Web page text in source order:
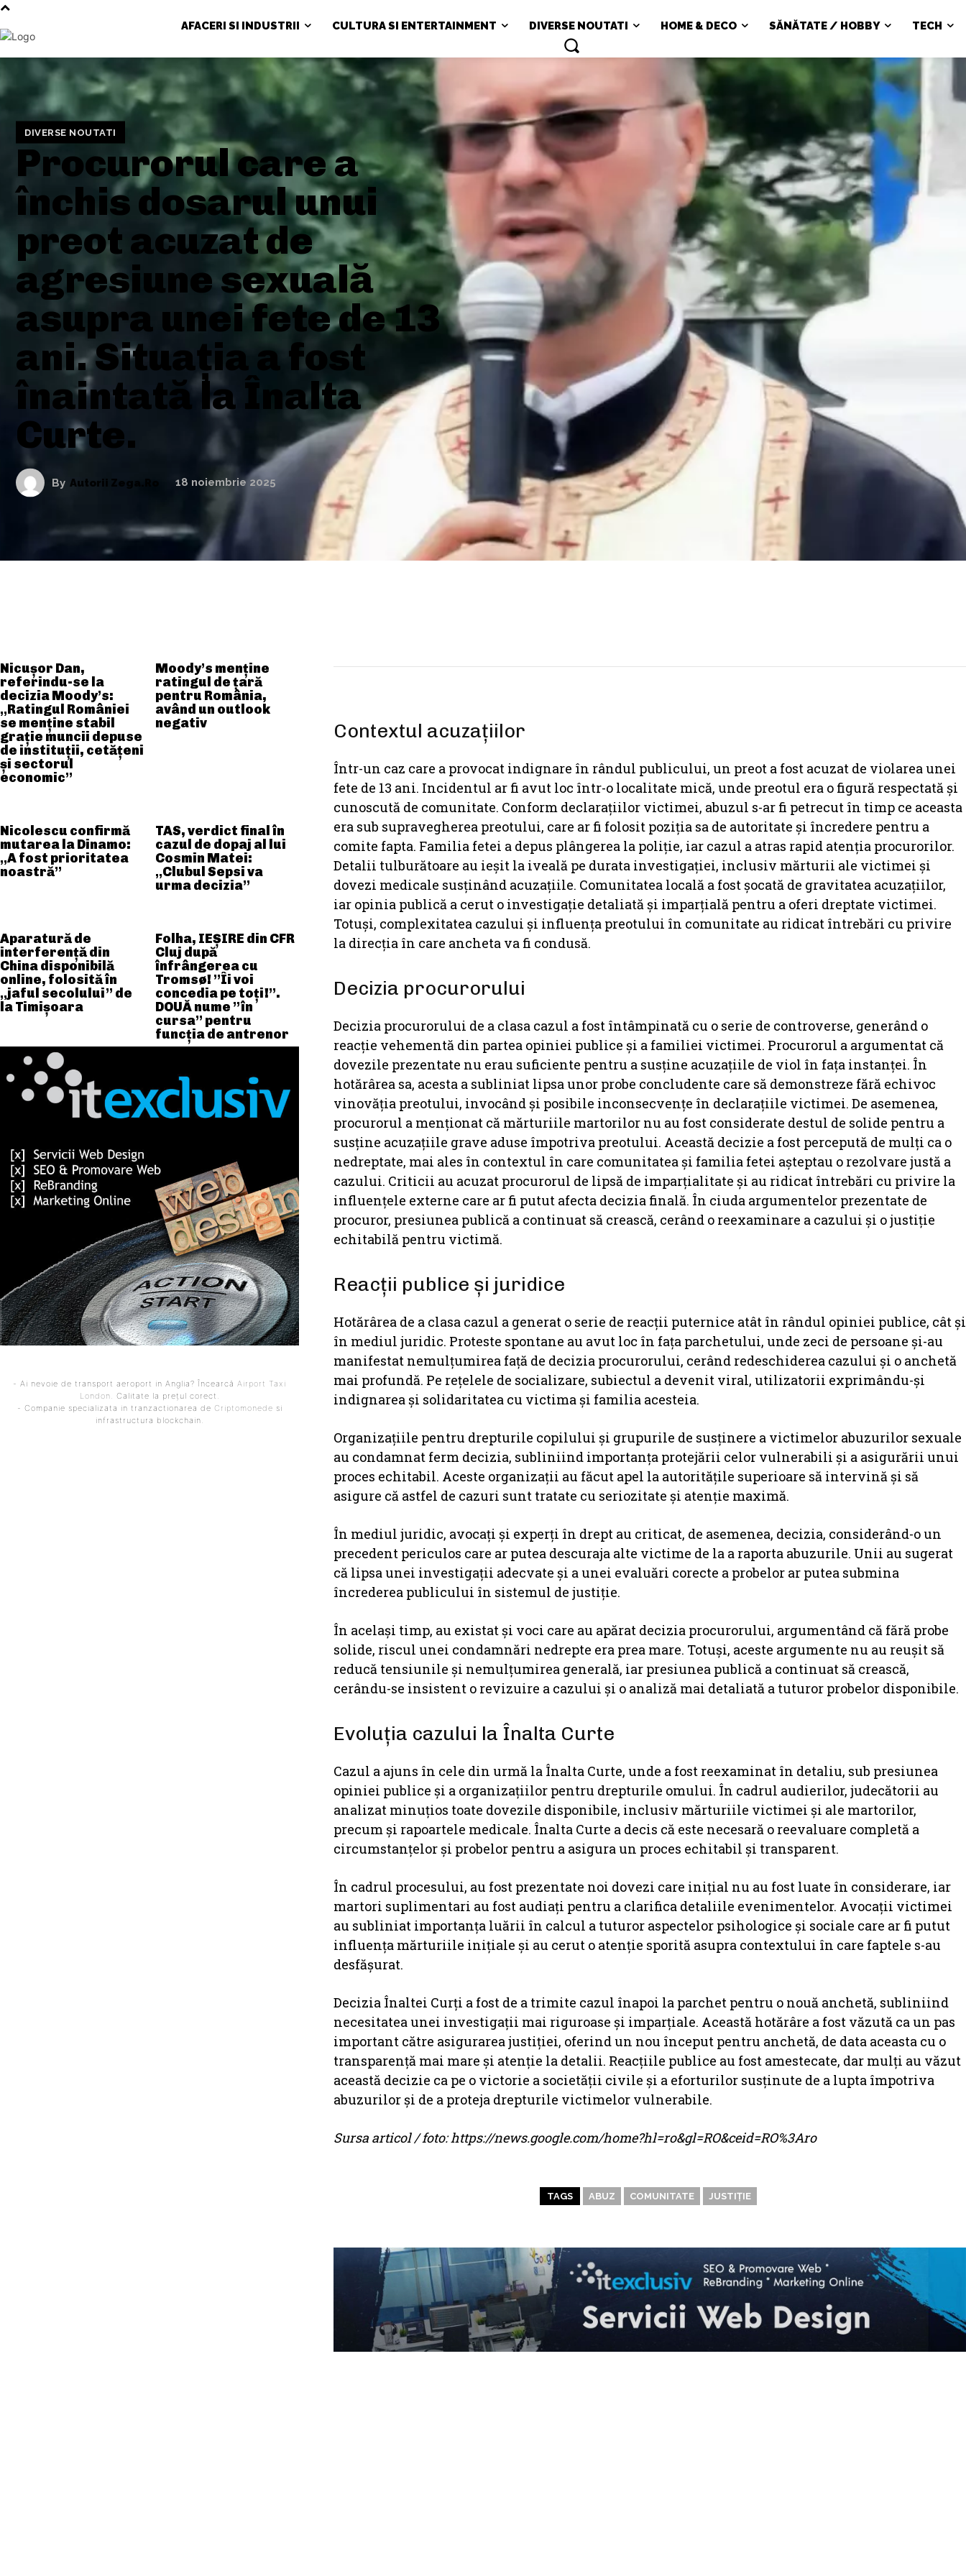
AFACERI SI INDUSTRII CULTURA SI ENTERTAINMENT DIVERSE NOUTATI HOME & DECO SĂNĂTATE / HOBBY TECH
DIVERSE NOUTATI
Procurorul care a
închis dosarul unui
preot acuzat de
agresiune sexuală
asupra unei fete de 13
ani. Situația a fost
înaintată la Înalta
Curte.
By Autorii Zega.ro 18 noiembrie 2025
Nicușor Dan,
referindu-se la
decizia Moody’s:
„Ratingul României
se menține stabil
grație muncii depuse
de instituții, cetățeni
și sectorul
economic”
Moody’s menține
ratingul de țară
pentru România,
având un outlook
negativ
Nicolescu confirmă
mutarea la Dinamo:
„A fost prioritatea
noastră”
TAS, verdict final în
cazul de dopaj al lui
Cosmin Matei:
„Clubul Sepsi va
urma decizia”
Aparatură de
interferență din
China disponibilă
online, folosită în
„jaful secolului” de
la Timișoara
Folha, IEȘIRE din CFR
Cluj după
înfrângerea cu
Tromsø! ”Îi voi
concedia pe toți!”.
DOUĂ nume ”în
cursa” pentru
funcția de antrenor
- Ai nevoie de transport aeroport in Anglia? Încearcă Airport Taxi
London. Calitate la prețul corect.
- Companie specializata in tranzactionarea de Criptomonede si
infrastructura blockchain.
Contextul acuzațiilor
Într-un caz care a provocat indignare în rândul publicului, un preot a fost acuzat de violarea unei
fete de 13 ani. Incidentul ar fi avut loc într-o localitate mică, unde preotul era o figură respectată și
cunoscută de comunitate. Conform declarațiilor victimei, abuzul s-ar fi petrecut în timp ce aceasta
era sub supravegherea preotului, care ar fi folosit poziția sa de autoritate și încredere pentru a
comite fapta. Familia fetei a depus plângerea la poliție, iar cazul a atras rapid atenția procurorilor.
Detalii tulburătoare au ieșit la iveală pe durata investigației, inclusiv mărturii ale victimei și
dovezi medicale susținând acuzațiile. Comunitatea locală a fost șocată de gravitatea acuzațiilor,
iar opinia publică a cerut o investigație detaliată și imparțială pentru a oferi dreptate victimei.
Totuși, complexitatea cazului și influența preotului în comunitate au ridicat întrebări cu privire
la direcția în care ancheta va fi condusă.
Decizia procurorului
Decizia procurorului de a clasa cazul a fost întâmpinată cu o serie de controverse, generând o
reacție vehementă din partea opiniei publice și a familiei victimei. Procurorul a argumentat că
dovezile prezentate nu erau suficiente pentru a susține acuzațiile de viol în fața instanței. În
hotărârea sa, acesta a subliniat lipsa unor probe concludente care să demonstreze fără echivoc
vinovăția preotului, invocând și posibile inconsecvențe în declarațiile victimei. De asemenea,
procurorul a menționat că mărturiile martorilor nu au fost considerate destul de solide pentru a
susține acuzațiile grave aduse împotriva preotului. Această decizie a fost percepută de mulți ca o
nedreptate, mai ales în contextul în care comunitatea și familia fetei așteptau o rezolvare justă a
cazului. Criticii au acuzat procurorul de lipsă de imparțialitate și au ridicat întrebări cu privire la
influențele externe care ar fi putut afecta decizia finală. În ciuda argumentelor prezentate de
procuror, presiunea publică a continuat să crească, cerând o reexaminare a cazului și o justiție
echitabilă pentru victimă.
Reacții publice și juridice
Hotărârea de a clasa cazul a generat o serie de reacții puternice atât în rândul opiniei publice, cât și
în mediul juridic. Proteste spontane au avut loc în fața parchetului, unde zeci de persoane și-au
manifestat nemulțumirea față de decizia procurorului, cerând redeschiderea cazului și o anchetă
mai profundă. Pe rețelele de socializare, subiectul a devenit viral, utilizatorii exprimându-și
indignarea și solidaritatea cu victima și familia acesteia.
Organizațiile pentru drepturile copilului și grupurile de susținere a victimelor abuzurilor sexuale
au condamnat ferm decizia, subliniind importanța protejării celor vulnerabili și a asigurării unui
proces echitabil. Aceste organizații au făcut apel la autoritățile superioare să intervină și să
asigure că astfel de cazuri sunt tratate cu seriozitate și atenție maximă.
În mediul juridic, avocați și experți în drept au criticat, de asemenea, decizia, considerând-o un
precedent periculos care ar putea descuraja alte victime de la a raporta abuzurile. Unii au sugerat
că lipsa unei investigații adecvate și a unei evaluări corecte a probelor ar putea submina
încrederea publicului în sistemul de justiție.
În același timp, au existat și voci care au apărat decizia procurorului, argumentând că fără probe
solide, riscul unei condamnări nedrepte era prea mare. Totuși, aceste argumente nu au reușit să
reducă tensiunile și nemulțumirea generală, iar presiunea publică a continuat să crească,
cerându-se insistent o revizuire a cazului și o analiză mai detaliată a tuturor probelor disponibile.
Evoluția cazului la Înalta Curte
Cazul a ajuns în cele din urmă la Înalta Curte, unde a fost reexaminat în detaliu, sub presiunea
opiniei publice și a organizațiilor pentru drepturile omului. În cadrul audierilor, judecătorii au
analizat minuțios toate dovezile disponibile, inclusiv mărturiile victimei și ale martorilor,
precum și rapoartele medicale. Înalta Curte a decis că este necesară o reevaluare completă a
circumstanțelor și probelor pentru a asigura un proces echitabil și transparent.
În cadrul procesului, au fost prezentate noi dovezi care inițial nu au fost luate în considerare, iar
martori suplimentari au fost audiați pentru a clarifica detaliile evenimentelor. Avocații victimei
au subliniat importanța luării în calcul a tuturor aspectelor psihologice și sociale care ar fi putut
influența mărturiile inițiale și au cerut o atenție sporită asupra contextului în care faptele s-au
desfășurat.
Decizia Înaltei Curți a fost de a trimite cazul înapoi la parchet pentru o nouă anchetă, subliniind
necesitatea unei investigații mai riguroase și imparțiale. Această hotărâre a fost văzută ca un pas
important către asigurarea justiției, oferind un nou început pentru anchetă, de data aceasta cu o
transparență mai mare și atenție la detalii. Reacțiile publice au fost amestecate, dar mulți au văzut
această decizie ca pe o victorie a societății civile și a eforturilor susținute de a lupta împotriva
abuzurilor și de a proteja drepturile victimelor vulnerabile.
Sursa articol / foto: https://news.google.com/home?hl=ro&gl=RO&ceid=RO%3Aro
TAGS ABUZ COMUNITATE JUSTIȚIE